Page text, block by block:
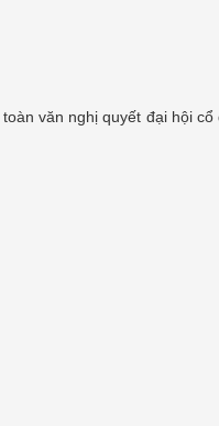
văn nghị quyết đại hội